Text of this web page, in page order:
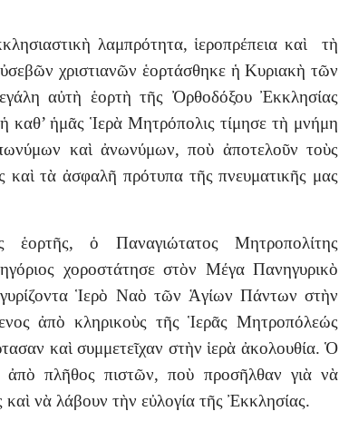
λαμπρότητα, ἱεροπρέπεια καὶ τὴ
χριστιανῶν ἑορτάσθηκε ἡ Κυριακὴ τῶν
αὐτὴ ἑορτὴ τῆς Ὀρθοδόξου Ἐκκλησίας
καθ’ ἡμᾶς Ἱερὰ Μητρόπολις τίμησε τὴ μνήμη
καὶ ἀνωνύμων, ποὺ ἀποτελοῦν τοὺς
καὶ τὰ ἀσφαλῆ πρότυπα τῆς πνευματικῆς μας
ὁ Παναγιώτατος Μητροπολίτης
χοροστάτησε στὸν Μέγα Πανηγυρικὸ
Ἱερὸ Ναὸ τῶν Ἁγίων Πάντων στὴν
ἀπὸ κληρικοὺς τῆς Ἱερᾶς Μητροπόλεώς
καὶ συμμετεῖχαν στὴν ἱερὰ ἀκολουθία. Ὁ
ἀπὸ πλῆθος πιστῶν, ποὺ προσῆλθαν γιὰ νὰ
καὶ νὰ λάβουν τὴν εὐλογία τῆς Ἐκκλησίας.